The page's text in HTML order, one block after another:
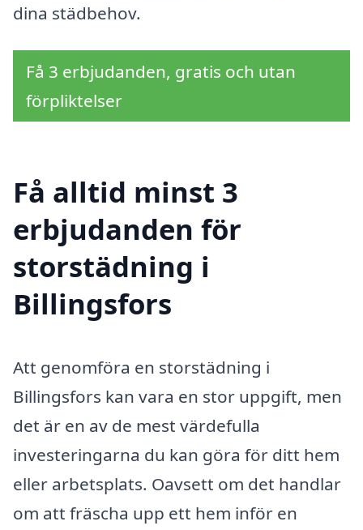
dina städbehov.
Få 3 erbjudanden, gratis och utan
förpliktelser
Få alltid minst 3
erbjudanden för
storstädning i
Billingsfors
Att genomföra en storstädning i
Billingsfors kan vara en stor uppgift, men
det är en av de mest värdefulla
investeringarna du kan göra för ditt hem
eller arbetsplats. Oavsett om det handlar
om att fräscha upp ett hem inför en